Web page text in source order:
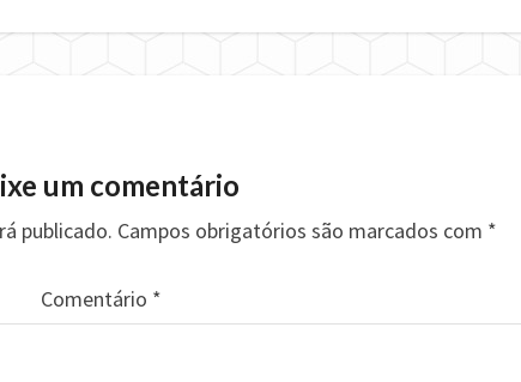
um comentário
publicado. Campos obrigatórios são marcados com *
Comentário *